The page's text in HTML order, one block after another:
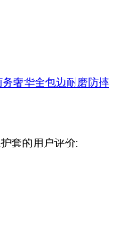
奢华全包边耐磨防摔
套的用户评价: